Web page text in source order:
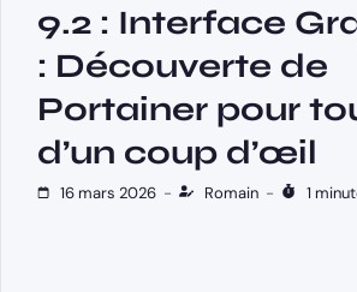
9.2 : Interface
: Découverte de
Portainer pour
d’un coup d’œil
16 mars 2026 - Romain - 1